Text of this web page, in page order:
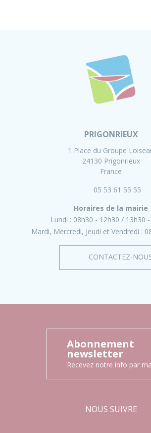
PRIGONRIEUX
1 Place du Groupe
24130 Prigonrieux
France
05 53 61 55 55
Horaires de la mairie
Lundi : 08h30 - 12h30
13h30
Mardi, Mercredi, Jeudi et Vendredi :
CONTACTEZ-
Abonnement
newsletter
Recevez notre info par
NOUS SUIVRE